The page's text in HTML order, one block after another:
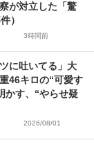
が対立した「驚
）
3時間前
に吐いてる」大
46キロの“可愛す
かす、“やらせ疑
2026/08/01